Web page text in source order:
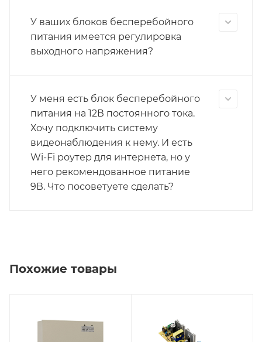
У ваших блоков бесперебойного
питания имеется регулировка
выходного напряжения?
У меня есть блок бесперебойного
питания на 12В постоянного тока.
Хочу подключить систему
видеонаблюдения к нему. И есть
Wi-Fi роутер для интернета, но у
него рекомендованное питание
9В. Что посоветуете сделать?
Похожие товары